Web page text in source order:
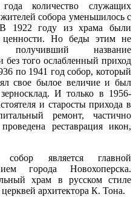
количество служащих
собора уменьшилось с
1922 году из храма были
ценности. Но беды этим не
получивший название
без того ослабленный приход
по 1941 год собор, который
свое былое величие и был
И только в 1956-
и старосты прихода в
ремонт, частично
реставрация икон,
собор является главной
города Новохоперска.
храм в русском стиле
архитектора К. Тона.